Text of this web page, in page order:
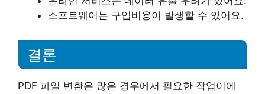
소프트웨어는 구입비용이 발생할 수 있어요.
결론
PDF 파일 변환은 많은 경우에서 필요한 작업이에